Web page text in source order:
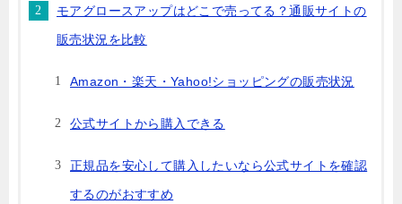
モアグロースアップはどこで売ってる？通販サイトの
販売状況を比較
Amazon・楽天・Yahoo!ショッピングの販売状況
公式サイトから購入できる
正規品を安心して購入したいなら公式サイトを確認
するのがおすすめ